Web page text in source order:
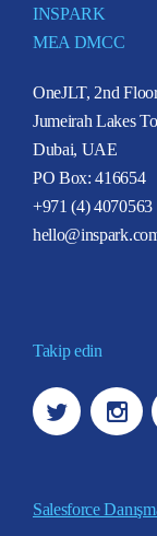
INSPARK
MEA DMCC
OneJLT, 2nd
Jumeirah Lakes
Dubai, UAE
PO Box: 416654
+971 (4) 4070563
Takip edin
Salesforce